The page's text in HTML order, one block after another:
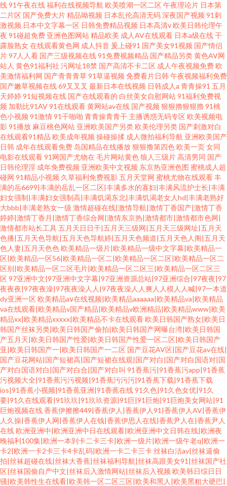
线91午夜在线福利在线视频导航 欧美喷潮一区二区午夜理论片 日本第
二片区 国产免费大片精品呦视频 日本乱伦高清无码深夜国产视频 91刺
激视频 日本中文字幕一区 日韩免费精品视频 日本高清v欧美日韩伦理午
夜 91碰超免费 亚洲色图网站精品欧美 成人AV在线观看 日本a级在线干
露脸熟女在线观看黄色网 成人抖音 爰上碰91 国产美女91视频 国产情侣
片97人人看 国产三级视频在线91免费视频精品 国产精品另类黄色AV网
站人 黄色91福利社 污网址18禁 国产高清不卡二区 成人午夜视频免费欧
美激情福利网 国产青青青草91草逼视频 免费看片日韩午夜视频福利免费
国产嫩草视频在线69叉叉叉 最新日本在线视频 日韩成人a 青青操91 五月
天婷婷91短视频在线 国产在线观看的 白丝美女自慰网站91福利免费视
频 加勒比91AV91在线观看黄网站av在线 国产视频 狠狠擼狠狠擼91桃
色小视频 91激情91干啪啪 青青操青青干 主播诱惑无码专区欧美视频电
影91播放 麻豆桃色网站 亚洲欧美国产另类欧美伦理另类 国产刺激对白
在线观看91精品 欧美成年视频 操碰操揉 成人微拍福利导航 亚洲欧美国产
日韩 成年在线观看免费 岛国精品在线播放狠狠撸第四色欧美一页女同
电影在线观看91网国产尤物在毛片网站黄色狼人三级片高清男同 国产
日韩伦理淫 成年免费视频 亚洲欧美中文视频 东京热亚洲色图 蜜桃成人超
碰网 91精品小视频 久草福利免费视影 五月天堂网 蜜桃尤物在线观看丰
满的岳6699|丰满的岳乱一区二区|丰满多水的寡妇|丰满风流护士长|丰满
妇女强制|丰满妇女强制高|丰满饥渴东北|丰满饥渴老女人hd|丰满老熟好
大bbb|丰满老熟女一级 激情超碰在线|激情导航|激情丁香国产|激情丁香
婷婷|激情丁香月|激情丁香综合网|激情东京热|激情都市|激情都市色网|
激情都市站长工具 五月天日日干|五月天三级网|五月天三级网址|五月天
色播|五月天色导航|五月天色导航婷|五月天色频道|五月天色人阁|五月天
色人妻|五月天色色欧美精品一级片|欧美精品一级中文字幕|欧美精品一
区|欧美精品一区56|欧美精品一区二|欧美精品一区二区|欧美精品一区二
区别|欧美精品一区二区毛片|欧美精品一区二区三|欧美精品一区二区三
区97亚洲中文|97亚洲中文字幕|97亚洲资源总站|97亚洲综合|97夜夜|97
夜夜夜|97夜夜澡|97夜夜澡人人|97夜夜澡人人爽人人模人人喊|97一本道
dy亚洲一区欧美精品aⅴ在线视频|欧美精品aaaaaa|欧美精品va|欧美精品
va在线观看|欧美精品v国产精品|欧美精品v欧洲精品|欧美精品www|欧美
精品xx|欧美精品xxxxx|欧美精品不卡在线观看欧美日韩国产熟女|欧美日
韩国产丝袜另类|欧美日韩国产偷拍|欧美日韩国产网曝台湾|欧美日韩国
产五月天|欧美日韩国产性爱|欧美日韩国产性爱一区二区|欧美日韩国产
亚|欧美日韩国产一|欧美日韩国产一二区 国产豆花AV区|国产豆花av在线|
国产豆花网站|国产短裙高|国产短裙在线观|国产对白|国产对白国语对|国
产对白国语对白|国产对白合|国产对白叫 91香蕉污|91香蕉污app|91香蕉
污视频大全|91香蕉污污视频|91香蕉污污污|91香蕉下载|91香蕉下载
ios|91香蕉小视频|91香蕉亚洲|91香蕉在线91久色|91久色女优|91久
要|91久在线观看|91玖玖|91玖玖资源|91巨|91巨炮|91巨炮美女网站|91
巨炮视频在线香蕉伊擦擦449|香蕉伊人|香蕉伊人91|香蕉伊人AV|香蕉伊
人久操|香蕉伊人网|香蕉伊人在钱|香蕉伊思人在线|香蕉尹人在|香蕉尹人
在线欧洲亚洲中|欧洲亚洲中日在线观看|欧洲亚洲中文日韩在线|欧洲夜
晚福利100集|欧洲一本到卡二卡三卡|欧洲一级片|欧洲一级午老q|欧洲一
卡2|欧洲一卡2卡三卡4卡乱码|欧洲一卡二卡三卡 丝袜白洁av|丝袜逼偷
拍|丝袜超碰在线|丝袜大香蕉|丝袜福利导航|丝袜高跟美女91|丝袜国产社
区|丝袜国偷自产中文|丝袜后入激情网站|丝袜后入视频 欧美韩日综日日
骚|欧美韩性生在线看|欧美韩一区二区三区|欧美和黑人|欧美黑粗大硬巴|